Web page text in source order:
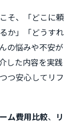
そ、「どこに頼
か」「どうすれ
の悩みや不安が
した内容を実践
つ安心してリフ
ム費用比較、 リ